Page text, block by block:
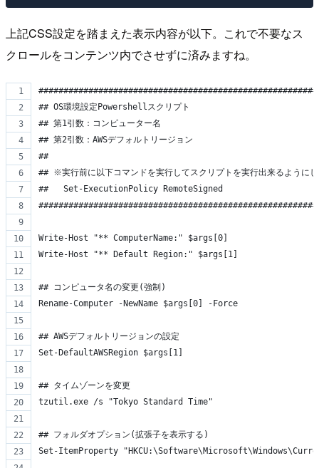
上記CSS設定を踏まえた表示内容が以下。これで不要なス
クロールをコンテンツ内でさせずに済みますね。
## OS環境設定Powershellスクリプト
## 第1引数：コンピューター名
## 第2引数：AWSデフォルトリージョン
##
## ※実行前に以下コマンドを実行してスクリプトを実行出来るように
##   Set-ExecutionPolicy RemoteSigned
Write-Host "** ComputerName:" $args[0]
Write-Host "** Default Region:" $args[1]
## コンピュータ名の変更(強制)
Rename-Computer -NewName $args[0] -Force
## AWSデフォルトリージョンの設定
Set-DefaultAWSRegion $args[1]
## タイムゾーンを変更
tzutil.exe /s "Tokyo Standard Time"
## フォルダオプション(拡張子を表示する)
Set-ItemProperty